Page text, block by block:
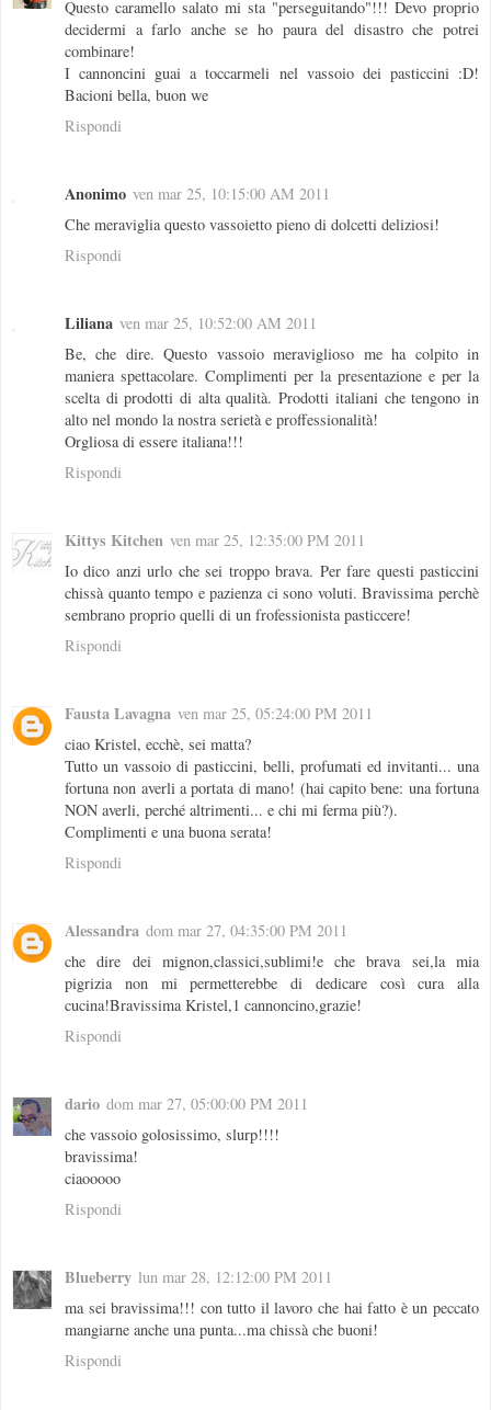
Questo caramello salato mi sta "perseguitando"!!! Devo proprio
decidermi a farlo anche se ho paura del disastro che potrei
combinare!
I cannoncini guai a toccarmeli nel vassoio dei pasticcini :D!
Bacioni bella, buon we
Rispondi
Anonimo ven mar 25, 10:15:00 AM 2011
Che meraviglia questo vassoietto pieno di dolcetti deliziosi!
Rispondi
Liliana ven mar 25, 10:52:00 AM 2011
Be, che dire. Questo vassoio meraviglioso me ha colpito in
maniera spettacolare. Complimenti per la presentazione e per la
scelta di prodotti di alta qualità. Prodotti italiani che tengono in
alto nel mondo la nostra serietà e proffessionalità!
Orgliosa di essere italiana!!!
Rispondi
Kittys Kitchen ven mar 25, 12:35:00 PM 2011
Io dico anzi urlo che sei troppo brava. Per fare questi pasticcini
chissà quanto tempo e pazienza ci sono voluti. Bravissima perchè
sembrano proprio quelli di un frofessionista pasticcere!
Rispondi
Fausta Lavagna ven mar 25, 05:24:00 PM 2011
ciao Kristel, ecchè, sei matta?
Tutto un vassoio di pasticcini, belli, profumati ed invitanti... una
fortuna non averli a portata di mano! (hai capito bene: una fortuna
NON averli, perché altrimenti... e chi mi ferma più?).
Complimenti e una buona serata!
Rispondi
Alessandra dom mar 27, 04:35:00 PM 2011
che dire dei mignon,classici,sublimi!e che brava sei,la mia
pigrizia non mi permetterebbe di dedicare così cura alla
cucina!Bravissima Kristel,1 cannoncino,grazie!
Rispondi
dario dom mar 27, 05:00:00 PM 2011
che vassoio golosissimo, slurp!!!!
bravissima!
ciaooooo
Rispondi
Blueberry lun mar 28, 12:12:00 PM 2011
ma sei bravissima!!! con tutto il lavoro che hai fatto è un peccato
mangiarne anche una punta...ma chissà che buoni!
Rispondi